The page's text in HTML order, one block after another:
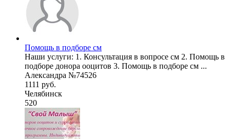
Помощь в подборе см
Наши услуги: 1. Консультация в вопросе см 2. Помощь в
подборе донора ооцитов 3. Помощь в подборе см ...
Александра №74526
1111 руб.
Челябинск
520